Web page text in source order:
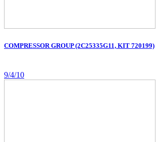
COMPRESSOR GROUP (2C25335G11, KIT 720199)
9/4/10